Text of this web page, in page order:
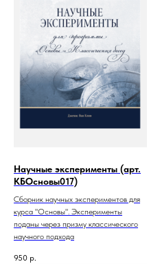
Научные эксперименты (арт.
КБОсновы017)
Сборник научных экспериментов для
курса "Основы". Эксперименты
поданы через призму классического
научного подхода
950 р.